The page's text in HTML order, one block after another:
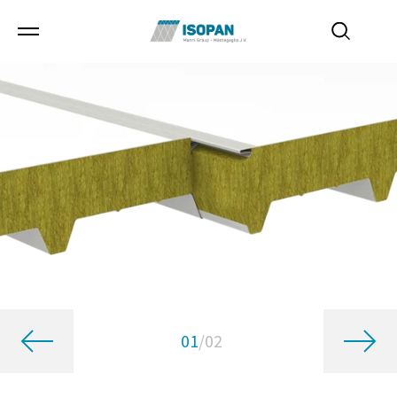
01/02